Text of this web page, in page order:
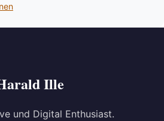
Ille
und Digital Enthusiast.